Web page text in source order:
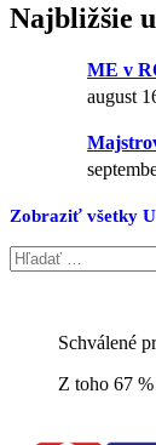
Najbližšie
ME v
august
Zobraziť všetky
Hľadať:
Schválené
Z toho 67